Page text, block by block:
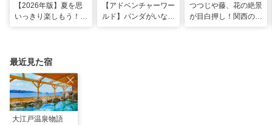
【2026年版】夏を思
いっきり楽しもう！関
【アドベンチャーワー
ルド】パンダがいなく
つつじや藤、花の絶景
が目白押し！関西の5
最近見た宿
大江戸温泉物語